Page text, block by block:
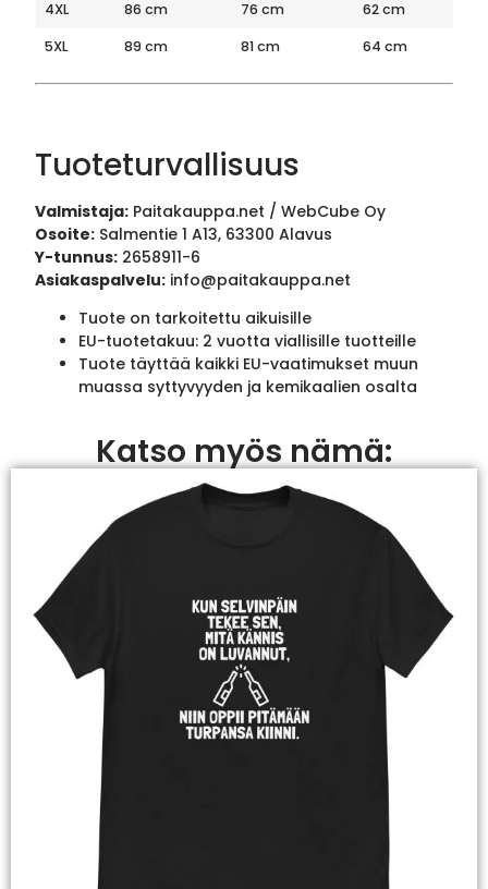
4XL 86 cm 76 cm
62 cm
5XL
89 cm 81 cm 64 cm
Tuoteturvallisuus
Valmistaja: Paitakauppa.net / WebCube Oy
Osoite: Salmentie 1 A13, 63300 Alavus
Y-tunnus: 2658911-6
Asiakaspalvelu: info@paitakauppa.net
Tuote on tarkoitettu aikuisille
EU-tuotetakuu: 2 vuotta viallisille tuotteille
Tuote täyttää kaikki EU-vaatimukset muun
muassa syttyvyyden ja kemikaalien osalta
Katso myös nämä: